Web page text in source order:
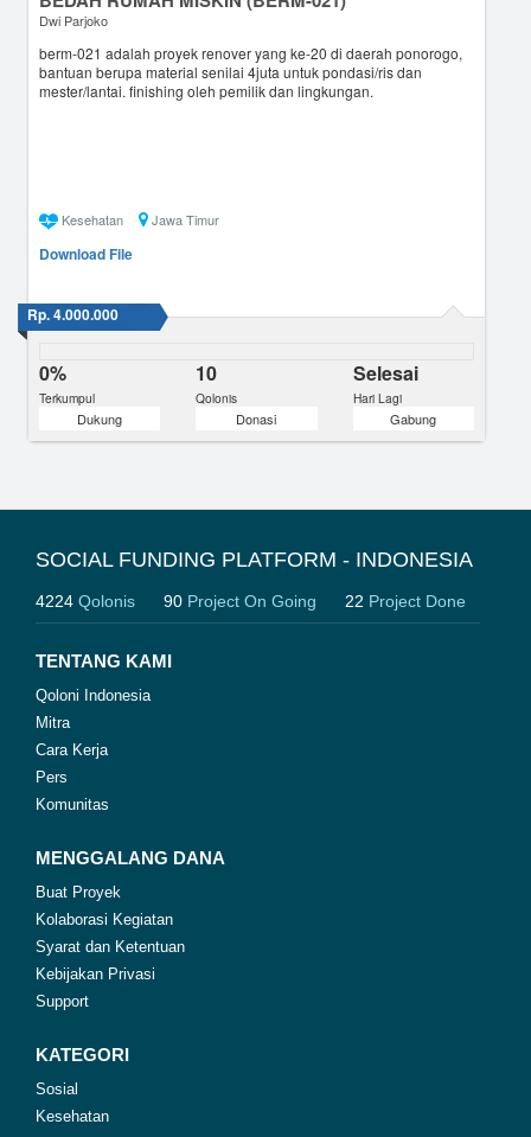
Dwi Parjoko
berm-021 adalah proyek renover yang ke-20 di daerah ponorogo,
bantuan berupa material senilai 4juta untuk pondasi/ris dan
mester/lantai. finishing oleh pemilik dan lingkungan.
Kesehatan Jawa Timur
Download File
Rp. 4.000.000
0%
Terkumpul
10
Qolonis
Selesai
Hari Lagi
Dukung Donasi Gabung
SOCIAL FUNDING PLATFORM - INDONESIA
4224 Qolonis 90 Project On Going 22 Project Done
TENTANG KAMI
Qoloni Indonesia
Mitra
Cara Kerja
Pers
Komunitas
MENGGALANG DANA
Buat Proyek
Kolaborasi Kegiatan
Syarat dan Ketentuan
Kebijakan Privasi
Support
KATEGORI
Sosial
Kesehatan